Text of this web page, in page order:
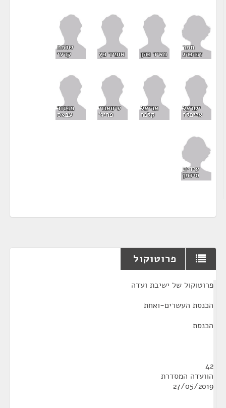
תמר
זנדברג מאיר כהן אופיר כץ
שלמה
קרעי
ישראל
אייכלר
אריאל
קלנר
עיסאווי
פריג'
מנסור
עבאס
עידית
סילמן
פרוטוקול
פרוטוקול של ישיבת ועדה
הכנסת העשרים-ואחת
הכנסת
42
הוועדה המסדרת
27/05/2019